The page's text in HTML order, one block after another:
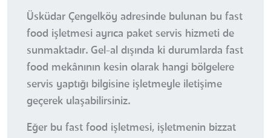
Üsküdar Çengelköy adresinde bulunan bu fast
food işletmesi ayrıca paket servis hizmeti de
sunmaktadır. Gel-al dışında ki durumlarda fast
food mekânının kesin olarak hangi bölgelere
servis yaptığı bilgisine işletmeyle iletişime
geçerek ulaşabilirsiniz.
Eğer bu fast food işletmesi, işletmenin bizzat